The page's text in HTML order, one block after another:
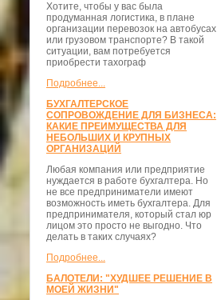
Хотите, чтобы у вас была
продуманная логистика, в плане
организации перевозок на автобусах
или грузовом транспорте? В такой
ситуации, вам потребуется
приобрести тахограф
Подробнее...
БУХГАЛТЕРСКОЕ
СОПРОВОЖДЕНИЕ ДЛЯ БИЗНЕСА:
КАКИЕ ПРЕИМУЩЕСТВА ДЛЯ
НЕБОЛЬШИХ И КРУПНЫХ
ОРГАНИЗАЦИЙ
Любая компания или предприятие
нуждается в работе бухгалтера. Но
не все предприниматели имеют
возможность иметь бухгалтера. Для
предпринимателя, который стал юр
лицом это просто не выгодно. Что
делать в таких случаях?
Подробнее...
БАЛОТЕЛИ: "ХУДШЕЕ РЕШЕНИЕ В
МОЕЙ ЖИЗНИ"